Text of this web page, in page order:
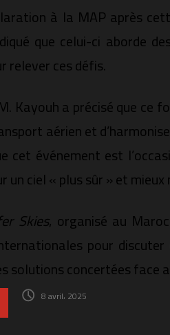
à la MAP après
que celui-ci aborde
relever ces défis.
Kayouh a précisé que ce
aérien et
cet événement est
un ciel « plus sûr » et
Skies, organisé au
pour
solutions concertées face
8 avril، 2025